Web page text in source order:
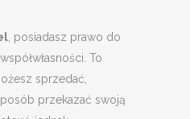
, posiadasz prawo do
To
sprzedać,
przekazać swoją